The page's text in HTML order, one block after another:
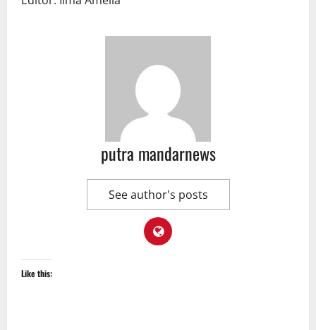
putra mandarnews
See author's posts
Like this: